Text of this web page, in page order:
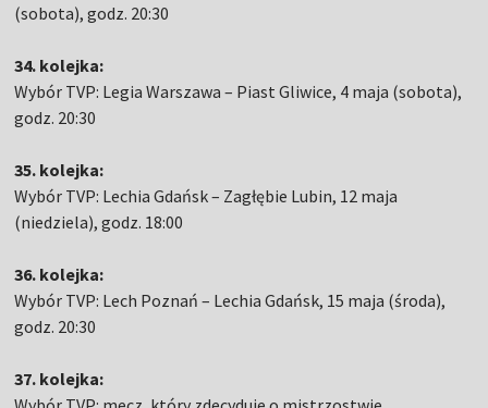
(sobota), godz. 20:30
34. kolejka:
Wybór TVP: Legia Warszawa – Piast Gliwice, 4 maja (sobota),
godz. 20:30
35. kolejka:
Wybór TVP: Lechia Gdańsk – Zagłębie Lubin, 12 maja
(niedziela), godz. 18:00
36. kolejka:
Wybór TVP: Lech Poznań – Lechia Gdańsk, 15 maja (środa),
godz. 20:30
37. kolejka: